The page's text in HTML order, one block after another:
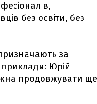
без освіти, без
за
приклади: Юрій
продовжувати ще